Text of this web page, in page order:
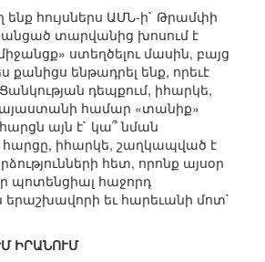
ենք հույսներս ԱՄՆ-ի` Թրամփի
անցած տարվանից խոսում է
ստեղծելու մասին, բայց
քանիցս ենթադրել ենք, որեւէ
դեպքում, իհարկե,
համար «տանիք»
այն է` կա՞ նման
հարցը, իհարկե, շաղկապված է
հետ, որոնք այսօր
պոտենցիալ հաջորդ
եւ հարեւանի մոտ`
ԻՐԱՆՈՒՄ